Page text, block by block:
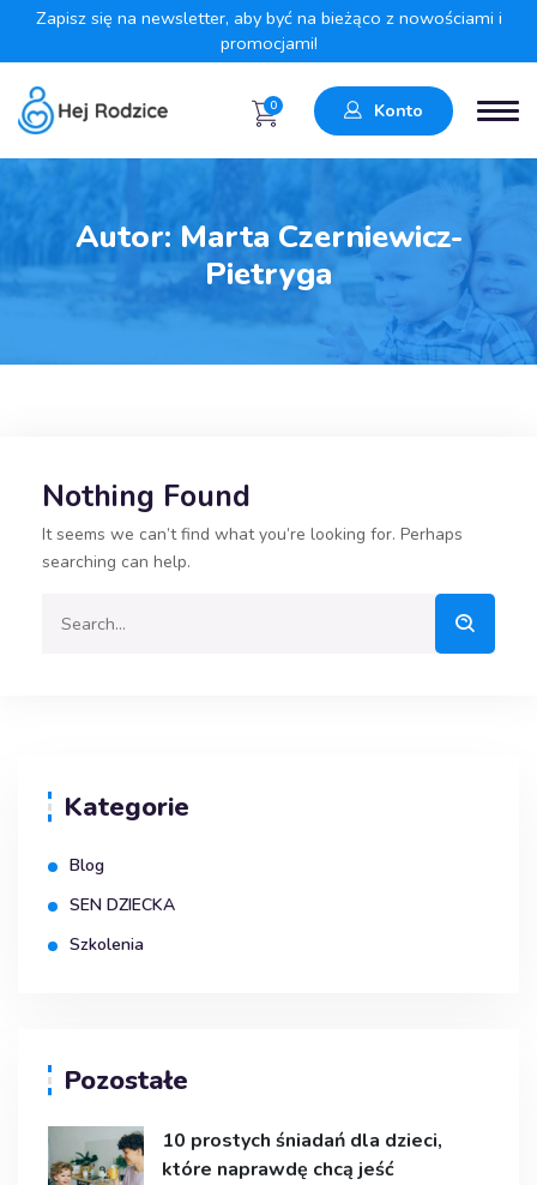
Zapisz się na newsletter, aby być na bieżąco z nowościami i
promocjami!
0 Konto
Autor: Marta Czerniewicz-
Pietryga
Nothing Found
It seems we can’t find what you’re looking for. Perhaps
searching can help.
Kategorie
Blog
SEN DZIECKA
Szkolenia
Pozostałe
10 prostych śniadań dla dzieci,
które naprawdę chcą jeść